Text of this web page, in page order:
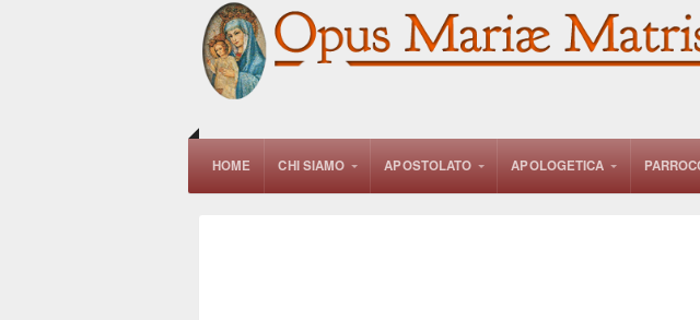
HOME CHI SIAMO APOSTOLATO APOLOGETICA